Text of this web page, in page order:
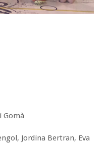
Gomà
Jordina Bertran, Eva